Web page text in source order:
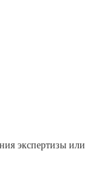
экспертизы или